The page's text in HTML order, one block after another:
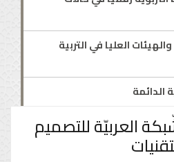
العليا في التربية
الدائمة
العربيّة للتصميم